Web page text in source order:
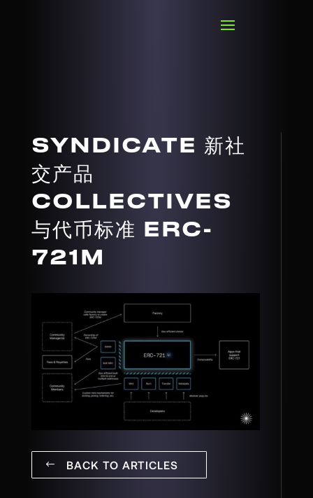
SYNDICATE 新社
交产品
COLLECTIVES
与代币标准 ERC-
721M
BACK TO ARTICLES